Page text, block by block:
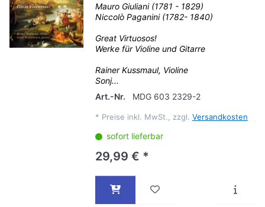
Mauro Giuliani (1781 - 1829)
Niccolò Paganini (1782- 1840)
Great Virtuosos!
Werke für Violine und Gitarre
Rainer Kussmaul, Violine
Sonj...
Art.-Nr.
MDG 603 2329-2
* Preise inkl. MwSt., zzgl. Versandkosten
sofort lieferbar
29,99 € *